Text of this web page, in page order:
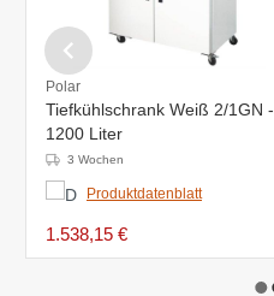
Polar
Tiefkühlschrank Weiß 2/1GN -
1200 Liter
3 Wochen
Produktdatenblatt
1.538,15 €